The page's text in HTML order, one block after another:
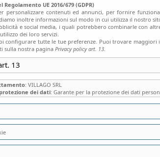
UE 2016/679 (GDPR)
personalizzare contenuti ed annunci, per fornire
inoltre informazioni sul modo in cui utilizza il nostro
e social media, i quali potrebbero combinarle con
dei loro servizi.
configurare tutte le tue preferenze. Puoi trovare
sulla nostra pagina Privacy policy art. 13.
13
: VILLAGO SRL
dei dati: Garante per la protezione dei dati